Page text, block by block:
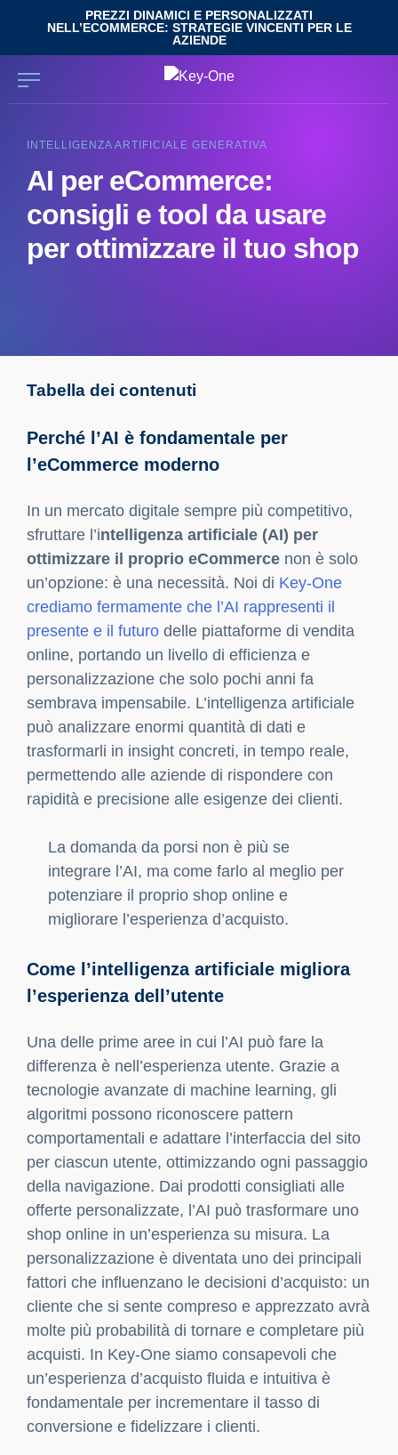
contenuto
PREZZI DINAMICI E PERSONALIZZATI
NELL’ECOMMERCE: STRATEGIE VINCENTI PER LE
AZIENDE
INTELLIGENZA ARTIFICIALE GENERATIVA
AI per eCommerce:
consigli e tool da usare
per ottimizzare il tuo shop
Tabella dei contenuti
Perché l’AI è fondamentale per l’eCommerce
moderno
l’esperienza dell’utente
Personalizzazione e raccomandazioni di
prodotto: i migliori tool AI
Chatbot AI e assistenza clienti automatizzata
Ottimizzazione delle campagne marketing con
l’AI
Analisi dei dati e previsione delle vendite per
strategie più mirate
Automazione delle operazioni di magazzino e
logistica
SEO per eCommerce: come l’AI può
migliorare il posizionamento
ecommerce scalabili
Tool di intelligenza artificiale da integrare nel
tuo shop online
Consigli per integrare l’AI in modo efficace nel
Contattaci per una consulenza personalizzata
sull’AI per il tuo eCommerce
Perché l’AI è fondamentale per
l’eCommerce moderno
In un mercato digitale sempre più competitivo,
sfruttare l’i
ntelligenza artificiale (AI) per
ottimizzare il proprio eCommerce non è solo
un’opzione: è una necessità. Noi di Key-One
crediamo fermamente che l’AI rappresenti il
presente e il futuro
delle piattaforme di vendita
online, portando un livello di efficienza e
personalizzazione che solo pochi anni fa
sembrava impensabile. L’intelligenza artificiale
può analizzare enormi quantità di dati e
trasformarli in insight concreti, in tempo reale,
permettendo alle aziende di rispondere con
rapidità e precisione alle esigenze dei clienti.